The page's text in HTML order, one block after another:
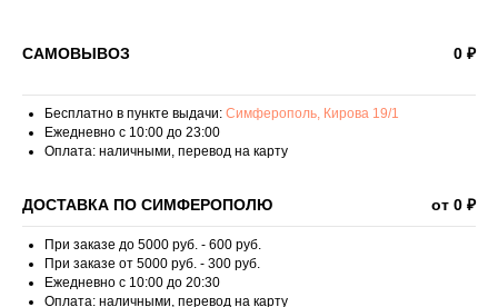
САМОВЫВОЗ 0 ₽
Бесплатно в пункте выдачи: Симферополь, Кирова 19/1
Ежедневно с 10:00 до 23:00
Оплата: наличными, перевод на карту
ДОСТАВКА ПО СИМФЕРОПОЛЮ от 0 ₽
При заказе до 5000 руб. - 600 руб.
При заказе от 5000 руб. - 300 руб.
Ежедневно с 10:00 до 20:30
Оплата: наличными, перевод на карту